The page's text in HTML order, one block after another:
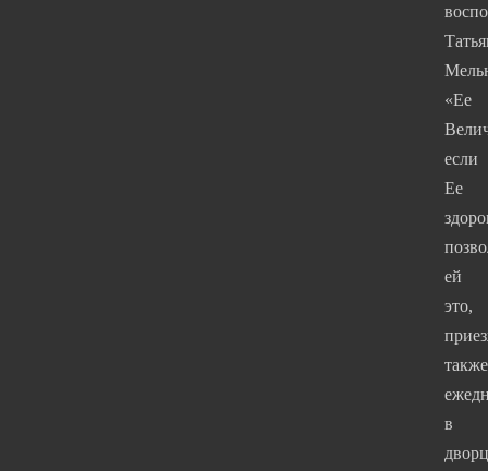
«Ее
если
Ее
ей
это,
также
в